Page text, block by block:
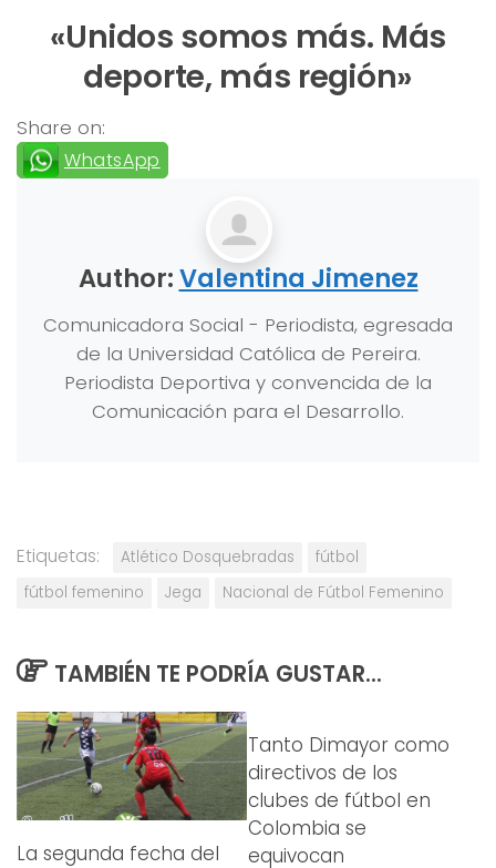
«Unidos somos más. Más
deporte, más región»
Share on:
WhatsApp
Author:Valentina Jimenez
Comunicadora Social - Periodista, egresada
de la Universidad Católica de Pereira.
Periodista Deportiva y convencida de la
Comunicación para el Desarrollo.
Etiquetas: Atlético Dosquebradas
fútbol
fútbol femenino
Jega Nacional de Fútbol Femenino
TAMBIÉN TE PODRÍA GUSTAR...
La segunda fecha del
Tanto Dimayor como
directivos de los
clubes de fútbol en
Colombia se
equivocan